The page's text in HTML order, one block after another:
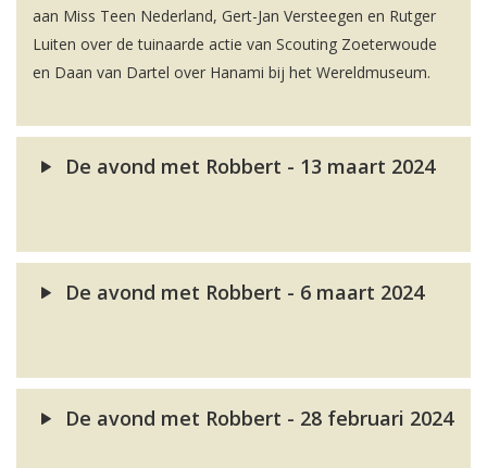
aan Miss Teen Nederland, Gert-Jan Versteegen en Rutger
Luiten over de tuinaarde actie van Scouting Zoeterwoude
en Daan van Dartel over Hanami bij het Wereldmuseum.
De avond met Robbert - 13 maart 2024
De avond met Robbert - 6 maart 2024
De avond met Robbert - 28 februari 2024